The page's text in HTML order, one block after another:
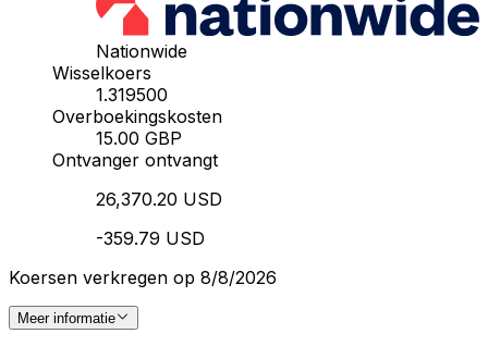
Nationwide
Wisselkoers
1.319500
Overboekingskosten
15.00 GBP
Ontvanger ontvangt
26,370.20 USD
-359.79 USD
Koersen verkregen op 8/8/2026
Meer informatie